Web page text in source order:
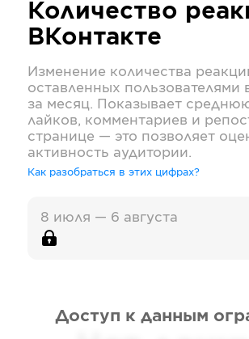
Количество
ВКонтакте
Изменение количества
оставленных пользователями
за месяц. Показывает
лайков, комментариев и
странице — это позволяет
активность аудитории.
Как разобраться в этих цифрах?
8 июля — 6 августа
Доступ к данным